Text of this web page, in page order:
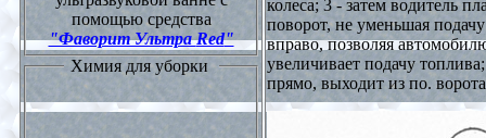
помощью средства
"Фаворит УльтраRed"
Химия для уборки
колеса; 3 - затем водитель
поворот, не уменьшая
вправо, позволяя
увеличивает подачу
прямо, выходит из по.